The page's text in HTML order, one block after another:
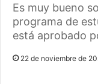
Es muy bueno
programa de
está aprobado
22 de noviembre de